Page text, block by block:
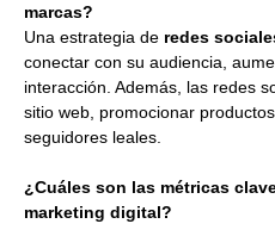
marcas?
Una estrategia de redes
conectar con su audiencia,
interacción. Además, las redes
sitio web, promocionar
seguidores leales.
¿Cuáles son las métricas
marketing digital?